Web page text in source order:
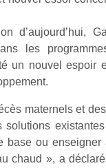
d’aujourd’hui,
les
un nouvel espoir
maternels et
solutions
base ou enseigner
chaud », a
à